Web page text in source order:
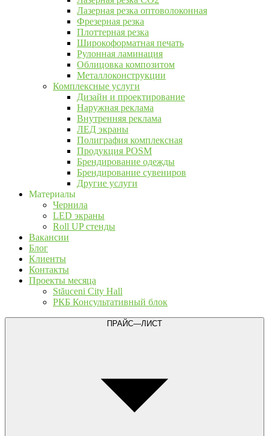
Лазерная резка оптоволоконная
Фрезерная резка
Плоттерная резка
Широкоформатная печать
Рулонная ламинация
Облицовка композитом
Металлоконструкции
Комплексные услуги
Дизайн и проектирование
Наружная реклама
Внутренняя реклама
ЛЕД экраны
Полиграфия комплексная
Продукция POSM
Брендирование одежды
Брендирование сувениров
Другие услуги
Материалы
Чернила
LED экраны
Roll UP стенды
Вакансии
Блог
Клиенты
Контакты
Проекты месяца
Stăuceni City Hall
РКБ Консультативный блок
ПРАЙС—ЛИСТ